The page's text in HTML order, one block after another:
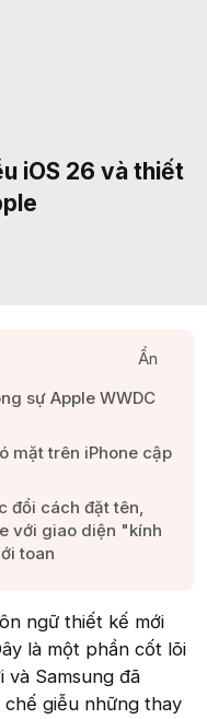
iOS 26 và thiết
Ẩn
sự Apple WWDC
mặt trên iPhone cập
đổi cách đặt tên,
với giao diện "kính
toan​
ngữ thiết kế mới
là một phần cốt lõi
và Samsung đã
giễu những thay